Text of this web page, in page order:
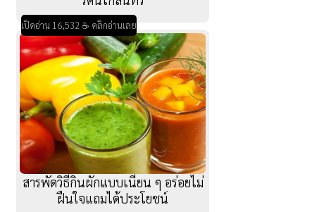
เปิดอ่าน 16,532 ☕ คลิกอ่านเลย
สารพัดวิธีกินผักแบบเนียน ๆ อร่อยไม่
ฝืนใจแถมได้ประโยชน์